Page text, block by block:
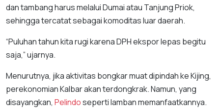
dan tambang harus melalui Dumai atau Tanjung Priok,
sehingga tercatat sebagai komoditas luar daerah.
“Puluhan tahun kita rugi karena DPH ekspor lepas begitu
saja,” ujarnya.
Menurutnya, jika aktivitas bongkar muat dipindah ke Kijing,
perekonomian Kalbar akan terdongkrak. Namun, yang
disayangkan, Pelindoseperti lamban memanfaatkannya.